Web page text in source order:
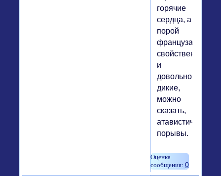
горячие
сердца, а
порой
французам
свойственны
и
довольно
дикие,
можно
сказать,
атавистические
порывы.
0